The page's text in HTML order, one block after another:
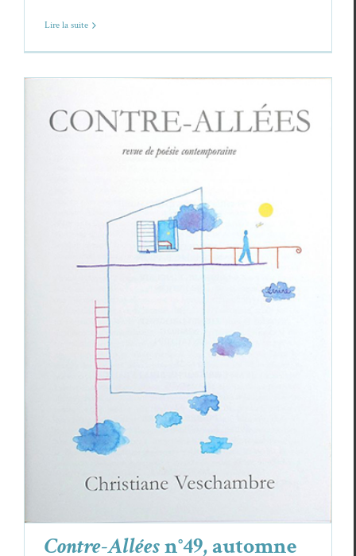
Lire la suite
Contre-Allées n°49, automne 2024
Revue des revues
Contre-Alléesn°49, automne